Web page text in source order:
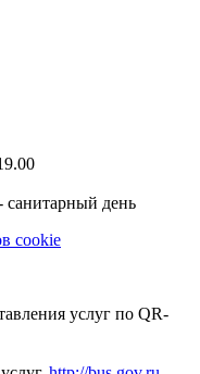
санитарный день
cookie
услуг по QR-